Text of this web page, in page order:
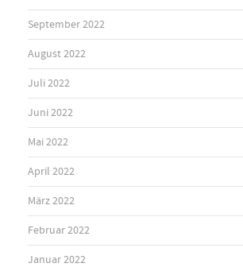
September 2022
August 2022
Juli 2022
Juni 2022
Mai 2022
April 2022
März 2022
Februar 2022
Januar 2022